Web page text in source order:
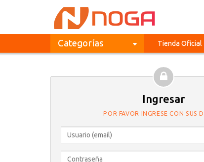
Categorías Tienda Oficial
Ingresar
POR FAVOR INGRESE CON SUS